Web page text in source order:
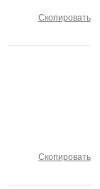
Скопировать
Скопировать